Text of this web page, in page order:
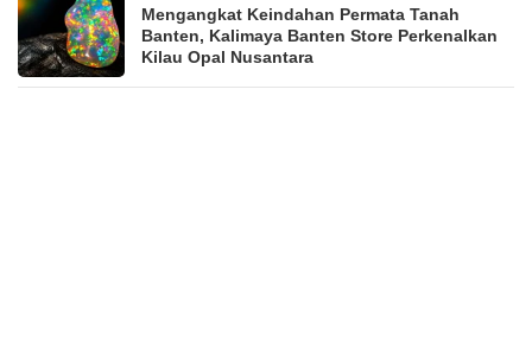
Mengangkat Keindahan Permata Tanah
Banten, Kalimaya Banten Store Perkenalkan
Kilau Opal Nusantara